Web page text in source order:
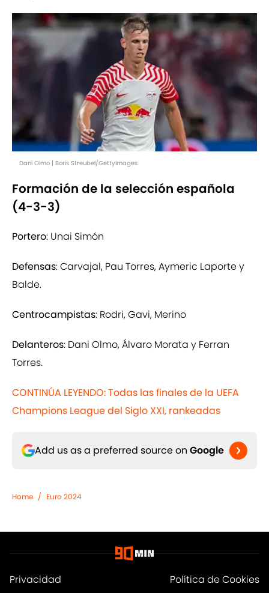
Dani Olmo | Boris Streubel/GettyImages
Formación de la selección española
(4-3-3)
Portero: Unai Simón
Defensas: Carvajal, Pau Torres, Aymeric Laporte y
Balde.
Centrocampistas: Rodri, Gavi, Merino
Delanteros: Dani Olmo, Álvaro Morata y Ferran
Torres.
CONTINÚA LEYENDO: Todas las finales de la UEFA
Champions League del Siglo XXI, rankeadas
Add us as a preferred source on Google
Home / Euro 2024
Privacidad Política de Cookies